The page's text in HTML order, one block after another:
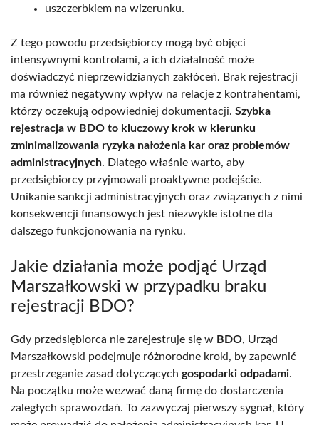
uszczerbkiem na wizerunku.
Z tego powodu przedsiębiorcy mogą być objęci
intensywnymi kontrolami, a ich działalność może
doświadczyć nieprzewidzianych zakłóceń. Brak rejestracji
ma również negatywny wpływ na relacje z kontrahentami,
którzy oczekują odpowiedniej dokumentacji. Szybka
rejestracja w BDO to kluczowy krok w kierunku
zminimalizowania ryzyka nałożenia kar oraz problemów
administracyjnych. Dlatego właśnie warto, aby
przedsiębiorcy przyjmowali proaktywne podejście.
Unikanie sankcji administracyjnych oraz związanych z nimi
konsekwencji finansowych jest niezwykle istotne dla
dalszego funkcjonowania na rynku.
Jakie działania może podjąć Urząd
Marszałkowski w przypadku braku
rejestracji BDO?
Gdy przedsiębiorca nie zarejestruje się w BDO, Urząd
Marszałkowski podejmuje różnorodne kroki, by zapewnić
przestrzeganie zasad dotyczących gospodarki odpadami.
Na początku może wezwać daną firmę do dostarczenia
zaległych sprawozdań. To zazwyczaj pierwszy sygnał, który